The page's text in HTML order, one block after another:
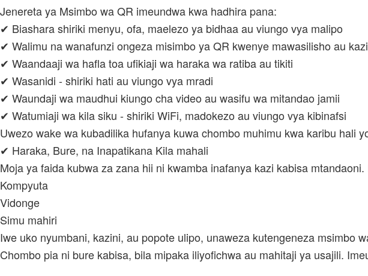
Jenereta ya Msimbo wa QR imeundwa kwa hadhira pana:
✔ Biashara shiriki menyu, ofa, maelezo ya bidhaa au viungo vya malipo
✔ Walimu na wanafunzi ongeza misimbo ya QR kwenye mawasilisho au kazi
✔ Waandaaji wa hafla toa ufikiaji wa haraka wa ratiba au tikiti
✔ Wasanidi - shiriki hati au viungo vya mradi
✔ Waundaji wa maudhui kiungo cha video au wasifu wa mitandao jamii
✔ Watumiaji wa kila siku - shiriki WiFi, madokezo au viungo vya kibinafsi
Uwezo wake wa kubadilika hufanya kuwa chombo muhimu kwa karibu hali
✔ Haraka, Bure, na Inapatikana Kila mahali
Moja ya faida kubwa za zana hii ni kwamba inafanya kazi kabisa
Kompyuta
Vidonge
Simu mahiri
Iwe uko nyumbani, kazini, au popote ulipo, unaweza kutengeneza msimbo
Chombo pia ni bure kabisa, bila mipaka iliyofichwa au mahitaji ya usajili.